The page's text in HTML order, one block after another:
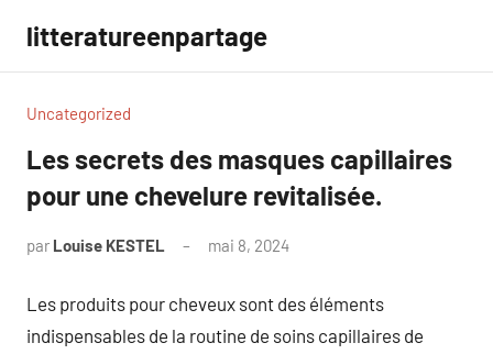
contenu
litteratureenpartage
Uncategorized
Les secrets des masques capillaires
pour une chevelure revitalisée.
par Louise KESTEL mai 8, 2024
Les produits pour cheveux sont des éléments
indispensables de la routine de soins capillaires de